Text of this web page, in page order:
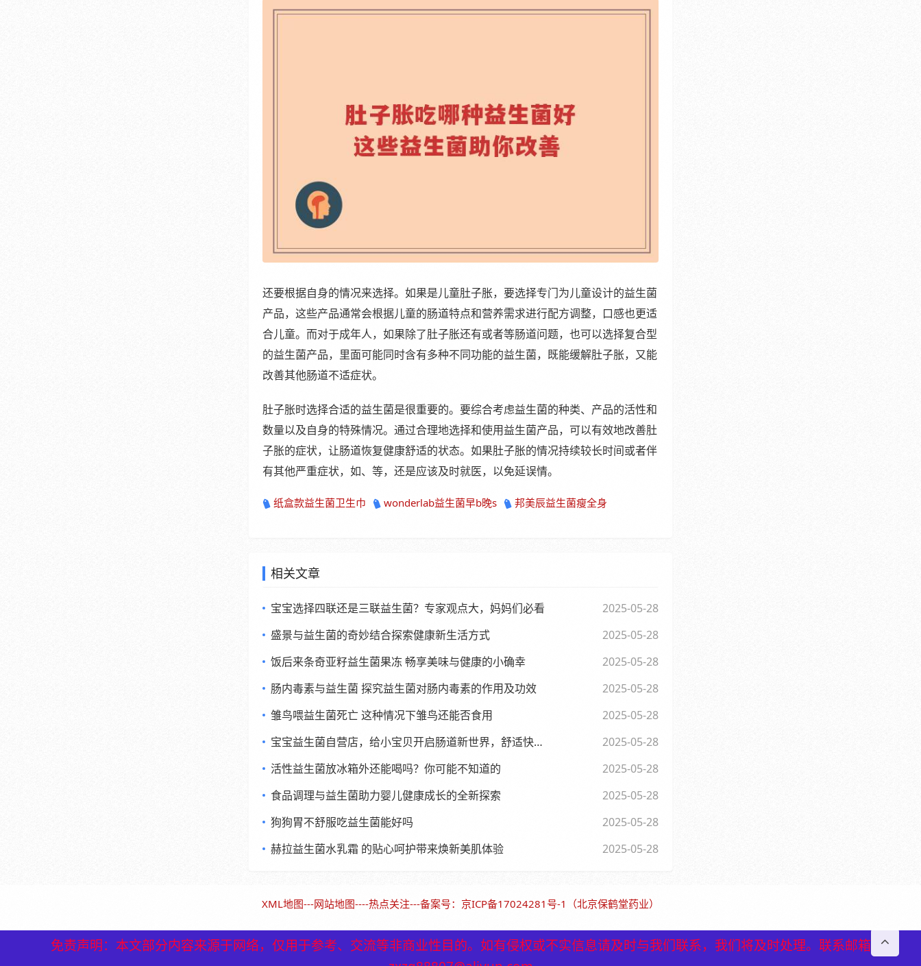
还要根据自身的情况来选择。如果是儿童肚子胀，要选择专门为儿童设计的益生菌
产品，这些产品通常会根据儿童的肠道特点和营养需求进行配方调整，口感也更适
合儿童。而对于成年人，如果除了肚子胀还有或者等肠道问题，也可以选择复合型
的益生菌产品，里面可能同时含有多种不同功能的益生菌，既能缓解肚子胀，又能
改善其他肠道不适症状。
肚子胀时选择合适的益生菌是很重要的。要综合考虑益生菌的种类、产品的活性和
数量以及自身的特殊情况。通过合理地选择和使用益生菌产品，可以有效地改善肚
子胀的症状，让肠道恢复健康舒适的状态。如果肚子胀的情况持续较长时间或者伴
有其他严重症状，如、等，还是应该及时就医，以免延误情。
纸盒款益生菌卫生巾 wonderlab益生菌早b晚s 邦美辰益生菌瘦全身
相关文章
宝宝选择四联还是三联益生菌？专家观点大，妈妈们必看
2025-05-28
盛景与益生菌的奇妙结合探索健康新生活方式
2025-05-28
饭后来条奇亚籽益生菌果冻 畅享美味与健康的小确幸
2025-05-28
肠内毒素与益生菌 探究益生菌对肠内毒素的作用及功效
2025-05-28
雏鸟喂益生菌死亡 这种情况下雏鸟还能否食用
2025-05-28
宝宝益生菌自营店，给小宝贝开启肠道新世界，舒适快乐每一天
2025-05-28
活性益生菌放冰箱外还能喝吗？你可能不知道的
2025-05-28
食品调理与益生菌助力婴儿健康成长的全新探索
2025-05-28
狗狗胃不舒服吃益生菌能好吗
2025-05-28
赫拉益生菌水乳霜 的贴心呵护带来焕新美肌体验
2025-05-28
免责声明：本文部分内容来源于网络，仅用于参考、交流等非商业性目的。如有侵权或不实信息请及时与我们联系，我们将及时处理。联系邮箱
XML地图---网站地图----热点关注---备案号： 京ICP备17024281号-1（北京保鹤堂药业）
免责声明：本文部分内容来源于网络，仅用于参考、交流等非商业性目的。如有侵权或不实信息请及时与我们联系，我们将及时处理。联系邮箱